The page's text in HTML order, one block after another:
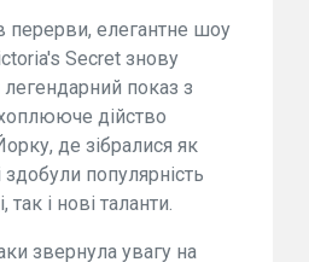
перерви, елегантне шоу
Secret знову
показ з
дійство
де зібралися як
здобули популярність
і нові таланти.
звернула увагу на